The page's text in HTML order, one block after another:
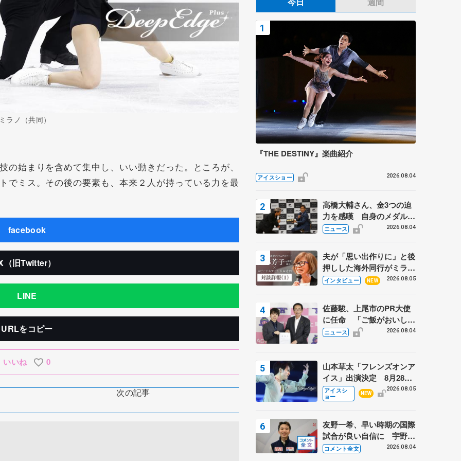
ノ（共同）
始まりを含めて集中し、いい動きだった。ところが、
でミス。その後の要素も、本来２人が持っている力を最
facebook
（旧Twitter）
LINE
URLをコピー
いいね 0
次の記事
『THE DESTINY』楽曲紹介
アイスショー 2026.08.04
高橋大輔さん、金3つの迫
力を感嘆 自身のメダルは
「どちらに？」 〝リス兄
野村忠宏さんと対談
ニュース 2026.08.04
夫が「思い出作りに」と後
押しした海外同行がミラノ
まで… 繁華街のリンクで
に 小林芳子さんが振り返
るスケート人生
インタビュー NEW 2026.08.05
佐藤駿、上尾市のPR大使
に任命 「ご飯がおいし
く、住みやすいのが魅力」
ニュース 2026.08.04
山本草太「フレンズオンア
イス」出演決定 8月28日
（金）2公演のみ 荒川静
香さんプロデュース、20
アイスシ
ョー
NEW
2026.08.05
友野一希、早い時期の国際
試合が良い自信に 宇野昌
磨の現役復帰に思っている
コメント全文 2026.08.04